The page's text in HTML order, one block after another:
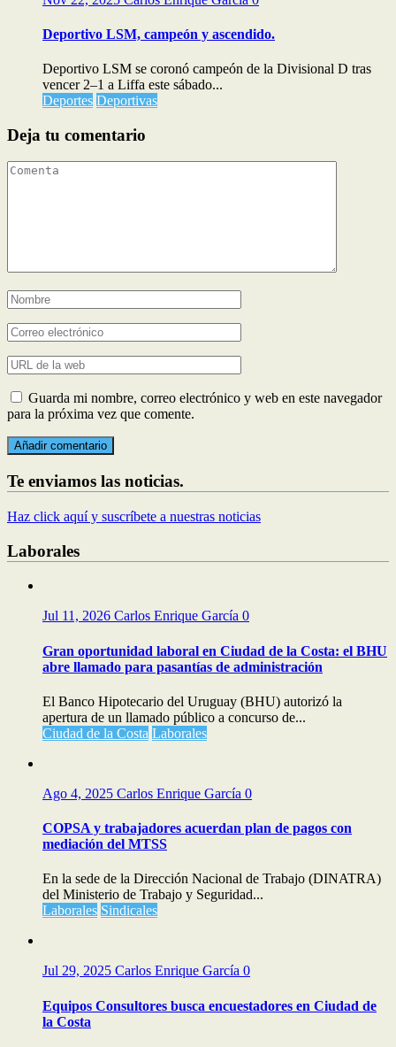
Deportivo LSM, campeón y ascendido.
Deportivo LSM se coronó campeón de la Divisional D tras
vencer 2–1 a Liffa este sábado...
Deportes Deportivas
Deja tu comentario
Guarda mi nombre, correo electrónico y web en este navegador
para la próxima vez que comente.
Te enviamos las noticias.
Haz click aquí y suscríbete a nuestras noticias
Laborales
Jul 11, 2026 Carlos Enrique García 0
Gran oportunidad laboral en Ciudad de la Costa: el BHU
abre llamado para pasantías de administración
El Banco Hipotecario del Uruguay (BHU) autorizó la
apertura de un llamado público a concurso de...
Ciudad de la Costa Laborales
Ago 4, 2025 Carlos Enrique García 0
COPSA y trabajadores acuerdan plan de pagos con
mediación del MTSS
En la sede de la Dirección Nacional de Trabajo (DINATRA)
del Ministerio de Trabajo y Seguridad...
Laborales Sindicales
Jul 29, 2025 Carlos Enrique García 0
Equipos Consultores busca encuestadores en Ciudad de
la Costa